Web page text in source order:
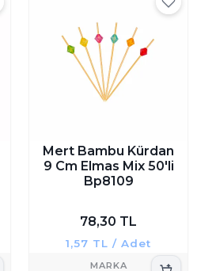
Mert Bambu Kürdan
9 Cm Elmas Mix 50'li
Bp8109
78,30 TL
1,57 TL / Adet